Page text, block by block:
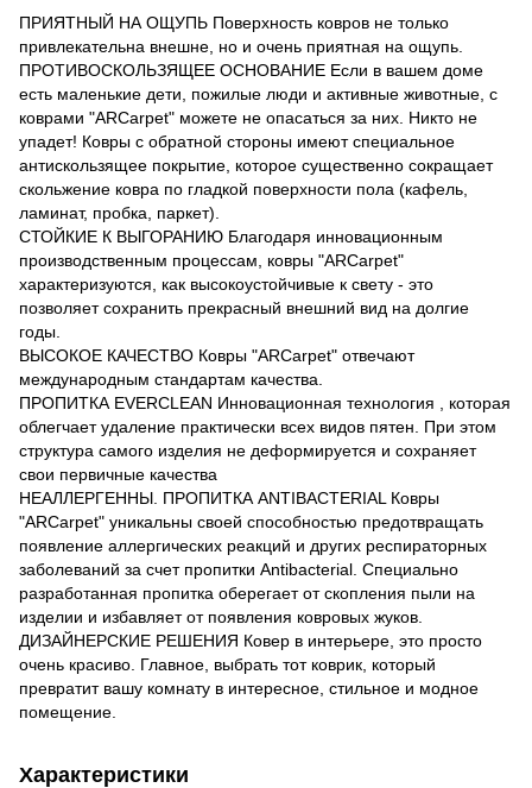
ПРИЯТНЫЙ НА ОЩУПЬ Поверхность ковров не только
привлекательна внешне, но и очень приятная на ощупь.
ПРОТИВОСКОЛЬЗЯЩЕЕ ОСНОВАНИЕ Если в вашем доме
есть маленькие дети, пожилые люди и активные животные, с
коврами "ARCarpet" можете не опасаться за них. Никто не
упадет! Ковры с обратной стороны имеют специальное
антискользящее покрытие, которое существенно сокращает
скольжение ковра по гладкой поверхности пола (кафель,
ламинат, пробка, паркет).
СТОЙКИЕ К ВЫГОРАНИЮ Благодаря инновационным
производственным процессам, ковры "ARCarpet"
характеризуются, как высокоустойчивые к свету - это
позволяет сохранить прекрасный внешний вид на долгие
годы.
ВЫСОКОЕ КАЧЕСТВО Ковры "ARCarpet" отвечают
международным стандартам качества.
ПРОПИТКА EVERCLEAN Инновационная технология , которая
облегчает удаление практически всех видов пятен. При этом
структура самого изделия не деформируется и сохраняет
свои первичные качества
НЕАЛЛЕРГЕННЫ. ПРОПИТКА ANTIBACTERIAL Ковры
"ARCarpet" уникальны своей способностью предотвращать
появление аллергических реакций и других респираторных
заболеваний за счет пропитки Antibacterial. Специально
разработанная пропитка оберегает от скопления пыли на
изделии и избавляет от появления ковровых жуков.
ДИЗАЙНЕРСКИЕ РЕШЕНИЯ Ковер в интерьере, это просто
очень красиво. Главное, выбрать тот коврик, который
превратит вашу комнату в интересное, стильное и модное
помещение.
Характеристики